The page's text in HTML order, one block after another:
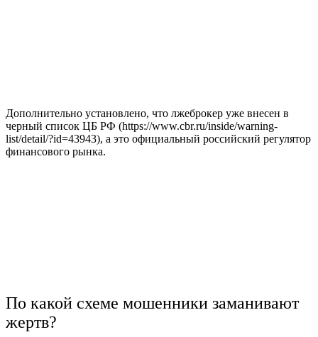
Дополнительно установлено, что лжеброкер уже внесен в
черный список ЦБ РФ (https://www.cbr.ru/inside/warning-
list/detail/?id=43943), а это официальный российский регулятор
финансового рынка.
По какой схеме мошенники заманивают
жертв?